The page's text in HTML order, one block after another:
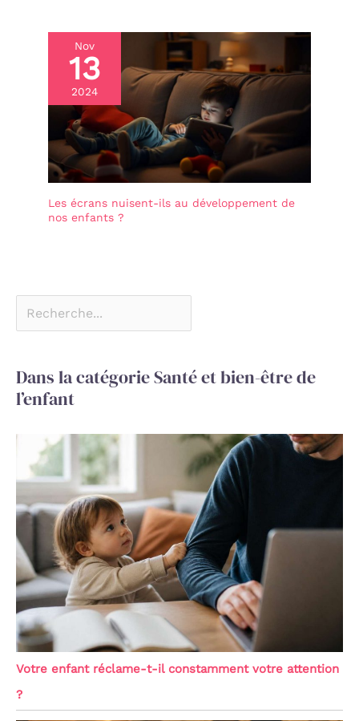
Nov
13
2024
Les écrans nuisent-ils au développement de
nos enfants ?
Dans la catégorie Santé et bien-être de
l’enfant
Votre enfant réclame-t-il constamment votre attention
?